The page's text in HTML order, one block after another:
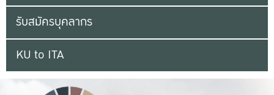
รับสมัครบุคลากร
KU to ITA